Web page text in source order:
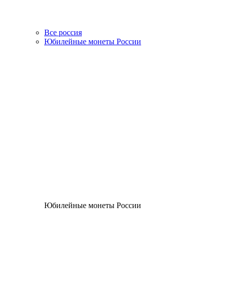
Все россия
Юбилейные монеты России
Юбилейные монеты России